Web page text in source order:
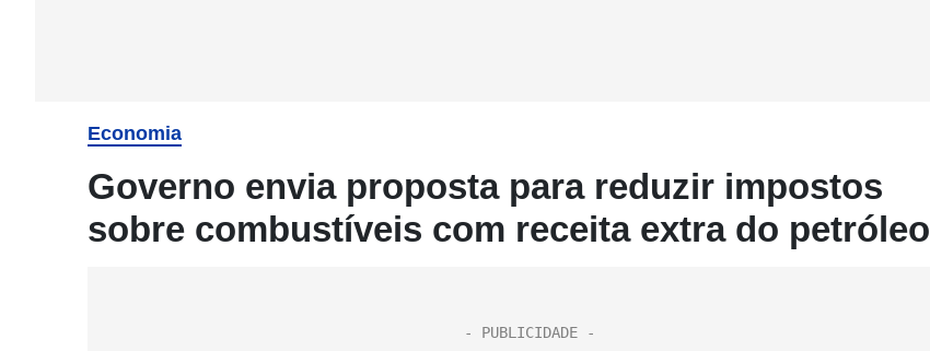
Economia
Governo envia proposta para reduzir impostos
sobre combustíveis com receita extra do petróleo